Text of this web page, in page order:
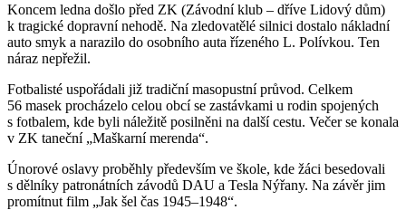
Koncem ledna došlo před ZK (Závodní klub – dříve Lidový dům)
k tragické dopravní nehodě. Na zledovatělé silnici dostalo nákladní
auto smyk a narazilo do osobního auta řízeného L. Polívkou. Ten
náraz nepřežil.
Fotbalisté uspořádali již tradiční masopustní průvod. Celkem
56 masek procházelo celou obcí se zastávkami u rodin spojených
s fotbalem, kde byli náležitě posilněni na další cestu. Večer se konala
v ZK taneční „Maškarní merenda“.
Únorové oslavy proběhly především ve škole, kde žáci besedovali
s dělníky patronátních závodů DAU a Tesla Nýřany. Na závěr jim
promítnut film „Jak šel čas 1945–1948“.